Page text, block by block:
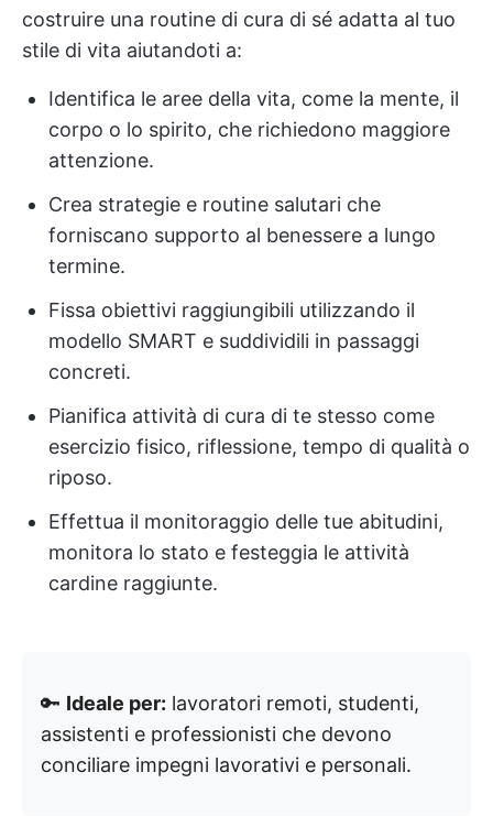
costruire una routine di cura di sé adatta al tuo
stile di vita aiutandoti a:
Identifica le aree della vita, come la mente, il
corpo o lo spirito, che richiedono maggiore
attenzione.
Crea strategie e routine salutari che
forniscano supporto al benessere a lungo
termine.
Fissa obiettivi raggiungibili utilizzando il
modello SMART e suddividili in passaggi
concreti.
Pianifica attività di cura di te stesso come
esercizio fisico, riflessione, tempo di qualità o
riposo.
Effettua il monitoraggio delle tue abitudini,
monitora lo stato e festeggia le attività
cardine raggiunte.
🔑 Ideale per: lavoratori remoti, studenti,
assistenti e professionisti che devono
conciliare impegni lavorativi e personali.